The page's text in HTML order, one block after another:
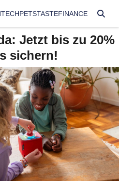
TECHPETSTASTEFINANCE
Jetzt bis zu 20%
sichern!